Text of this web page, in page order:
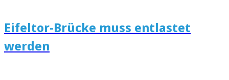
Eifeltor-Brücke muss entlastet
werden